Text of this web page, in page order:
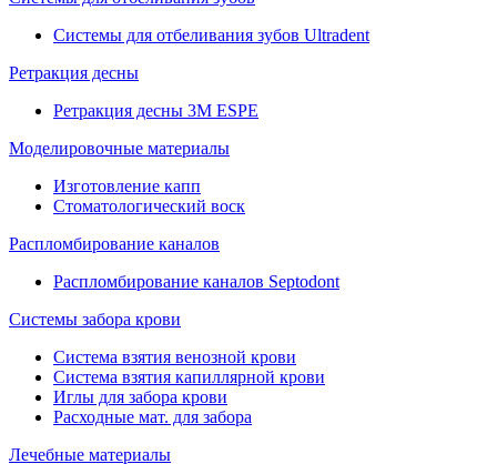
Системы для отбеливания зубов Ultradent
Ретракция десны
Ретракция десны 3M ESPE
Моделировочные материалы
Изготовление капп
Стоматологический воск
Распломбирование каналов
Распломбирование каналов Septodont
Системы забора крови
Система взятия венозной крови
Система взятия капиллярной крови
Иглы для забора крови
Расходные мат. для забора
Лечебные материалы